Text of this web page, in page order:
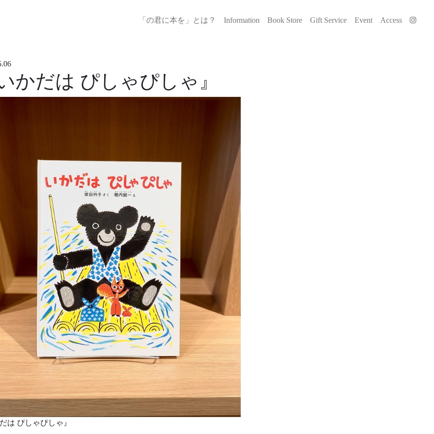
「の君に本を」とは？ Information Book Store Gift Service Event Access
かだは ぴしゃぴしゃ』
は ぴしゃぴしゃ』